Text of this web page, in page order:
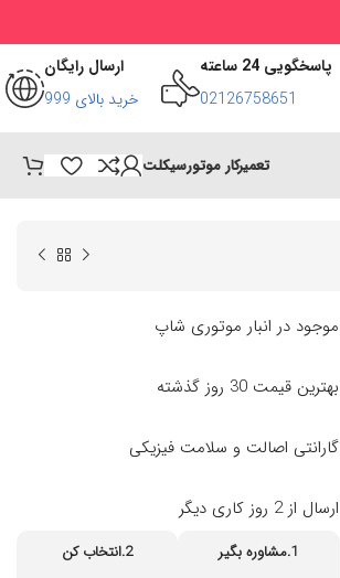
پاسخگویی 24 ساعته
02126758651
ارسال رایگان
خرید بالای 999
تعمیرکار موتورسیکلت
موجود در انبار موتوری شاپ
بهترین قیمت 30 روز گذشته
گارانتی اصالت و سلامت فیزیکی
ارسال از 2 روز کاری دیگر
1.مشاوره بگیر 2.انتخاب کن